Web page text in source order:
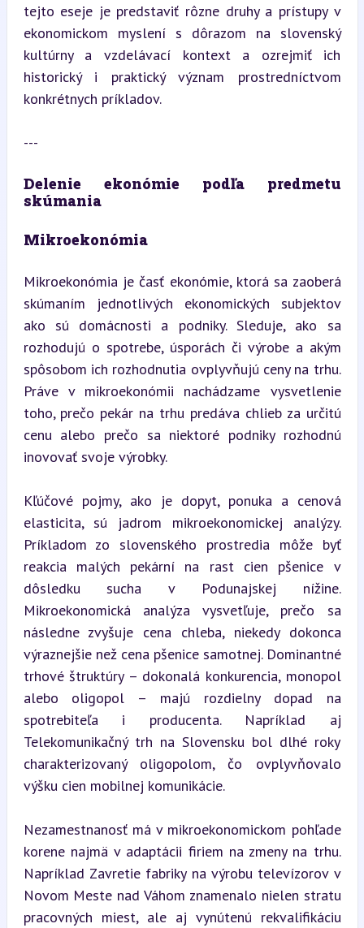
tejto eseje je predstaviť rôzne druhy a prístupy v
ekonomickom myslení s dôrazom na slovenský
kultúrny a vzdelávací kontext a ozrejmiť ich
historický i praktický význam prostredníctvom
konkrétnych príkladov.
---
Delenie ekonómie podľa predmetu
skúmania
Mikroekonómia
Mikroekonómia je časť ekonómie, ktorá sa zaoberá
skúmaním jednotlivých ekonomických subjektov
ako sú domácnosti a podniky. Sleduje, ako sa
rozhodujú o spotrebe, úsporách či výrobe a akým
spôsobom ich rozhodnutia ovplyvňujú ceny na trhu.
Práve v mikroekonómii nachádzame vysvetlenie
toho, prečo pekár na trhu predáva chlieb za určitú
cenu alebo prečo sa niektoré podniky rozhodnú
inovovať svoje výrobky.
Kľúčové pojmy, ako je dopyt, ponuka a cenová
elasticita, sú jadrom mikroekonomickej analýzy.
Príkladom zo slovenského prostredia môže byť
reakcia malých pekární na rast cien pšenice v
dôsledku sucha v Podunajskej nížine.
Mikroekonomická analýza vysvetľuje, prečo sa
následne zvyšuje cena chleba, niekedy dokonca
výraznejšie než cena pšenice samotnej. Dominantné
trhové štruktúry – dokonalá konkurencia, monopol
alebo oligopol – majú rozdielny dopad na
spotrebiteľa i producenta. Napríklad aj
Telekomunikačný trh na Slovensku bol dlhé roky
charakterizovaný oligopolom, čo ovplyvňovalo
výšku cien mobilnej komunikácie.
Nezamestnanosť má v mikroekonomickom pohľade
korene najmä v adaptácii firiem na zmeny na trhu.
Napríklad Zavretie fabriky na výrobu televízorov v
Novom Meste nad Váhom znamenalo nielen stratu
pracovných miest, ale aj vynútenú rekvalifikáciu